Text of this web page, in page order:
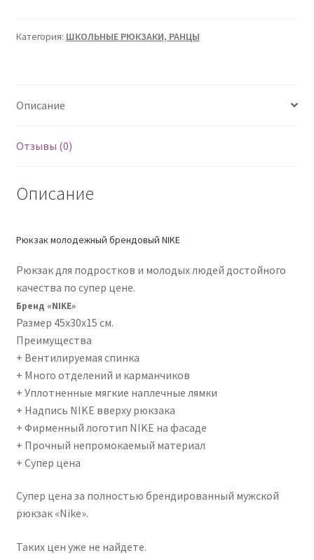
"NIKE"
Категория: ШКОЛЬНЫЕ РЮКЗАКИ, РАНЦЫ
Описание
Отзывы (0)
Описание
Рюкзак молодежный брендовый NIKE
Рюкзак для подростков и молодых людей достойного
качества по супер цене.
Бренд «NIKE»
Размер 45х30х15 см.
Преимущества
+ Вентилируемая спинка
+ Много отделений и карманчиков
+ Уплотненные мягкие наплечные лямки
+ Надпись NIKE вверху рюкзака
+ Фирменный логотип NIKE на фасаде
+ Прочный непромокаемый материал
+ Супер цена
Супер цена за полностью брендированный мужской
рюкзак «Nike».
Таких цен уже не найдете.